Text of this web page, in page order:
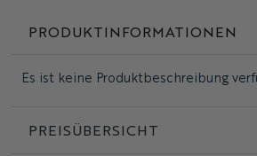
PRODUKTINFORMATIONEN
Es ist keine Produktbeschreibung
PREISÜBERSICHT